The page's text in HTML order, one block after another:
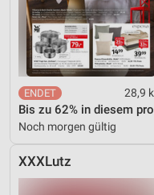
28,9
Noch morgen gültig
XXXLutz